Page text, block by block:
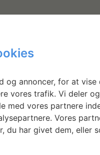
Hun har
og
Tinas
to pinde,
på
Dette
vil præsentere
og annoncer, for at vise
vores trafik. Vi deler
med vores partnere
Vores
du har givet dem, eller